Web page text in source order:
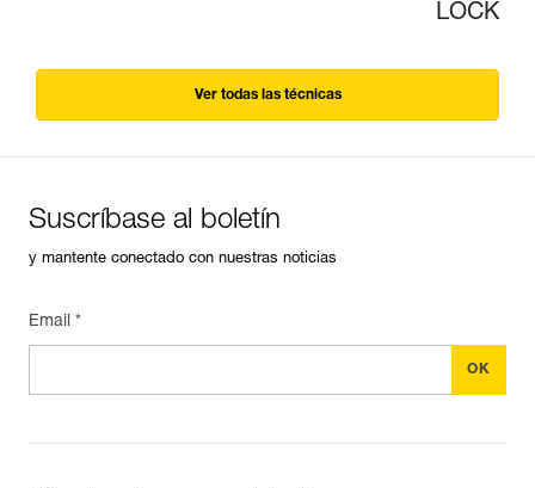
LOCK
Ver todas las técnicas
Suscríbase al boletín
y mantente conectado con nuestras noticias
Email *